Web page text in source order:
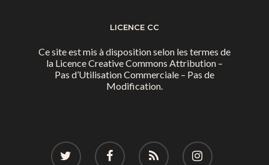
LICENCE CC
Ce site est mis à disposition selon les termes de
la Licence Creative Commons Attribution –
Pas d’Utilisation Commerciale – Pas de
Modification.